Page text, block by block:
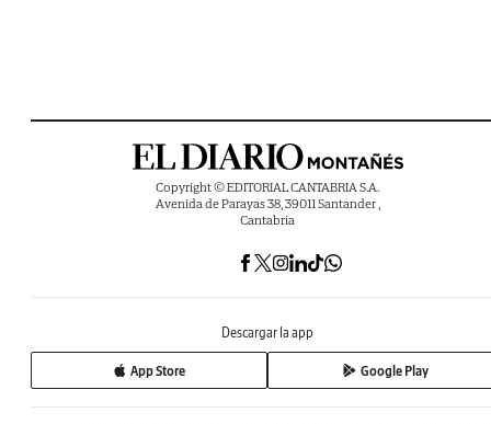
Copyright © EDITORIAL CANTABRIA S.A.
Avenida de Parayas 38, 39011 Santander ,
Cantabria
Descargar la app
App Store Google Play